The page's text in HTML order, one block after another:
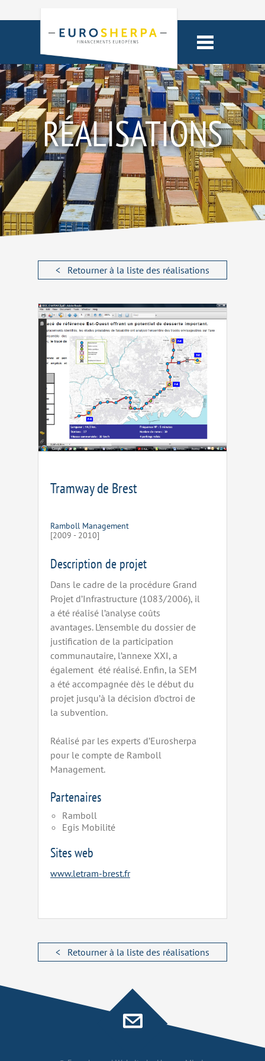
RÉALISATIONS
< Retourner à la liste des réalisations
Tramway de Brest
Ramboll Management
[2009 - 2010]
Description de projet
Dans le cadre de la procédure Grand
Projet d’Infrastructure (1083/2006), il
a été réalisé l’analyse coûts
avantages. L’ensemble du dossier de
justification de la participation
communautaire, l’annexe XXI, a
également été réalisé. Enfin, la SEM
a été accompagnée dès le début du
projet jusqu’à la décision d’octroi de
la subvention.
Réalisé par les experts d’Eurosherpa
pour le compte de Ramboll
Management.
Partenaires
Ramboll
Egis Mobilité
Sites web
www.letram-brest.fr
< Retourner à la liste des réalisations